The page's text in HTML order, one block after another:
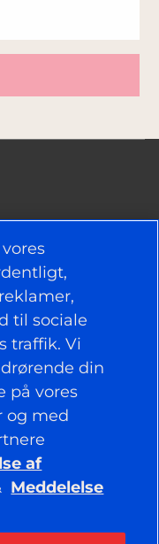
til sociale
traffik. Vi
din
på vores
og med
af
Meddelelse